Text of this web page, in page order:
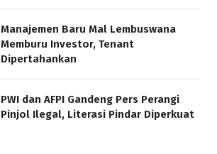
Manajemen Baru Mal Lembuswana
Memburu Investor, Tenant
Dipertahankan
PWI dan AFPI Gandeng Pers Perangi
Pinjol Ilegal, Literasi Pindar Diperkuat